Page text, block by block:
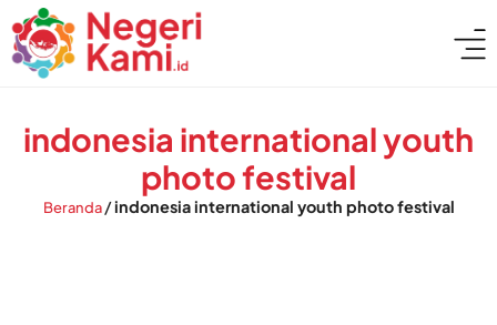
indonesia international youth
photo festival
Beranda/indonesia international youth photo festival